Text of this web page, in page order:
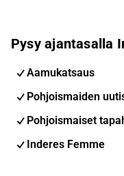
Pysy ajantasalla
Aamukatsaus
Pohjoismaiden
Pohjoismaiset
Inderes Femme